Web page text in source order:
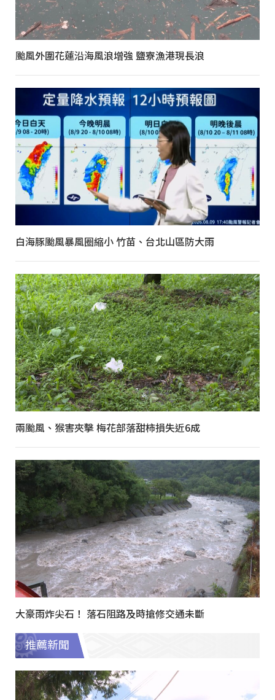
颱風外圍花蓮沿海風浪增強 鹽寮漁港現長浪
白海豚颱風暴風圈縮小 竹苗、台北山區防大雨
兩颱風、猴害夾擊 梅花部落甜柿損失近6成
大豪雨炸尖石！ 落石阻路及時搶修交通未斷
推薦新聞